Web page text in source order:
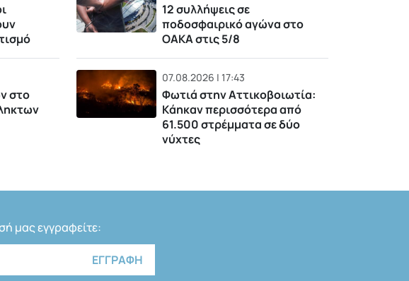
στο
12 συλλήψεις σε
ποδοσφαιρικό αγώνα στο
ΟΑΚΑ στις 5/8
07.08.2026 | 17:43
Φωτιά στην Αττικοβοιωτία:
Kάηκαν περισσότερα από
61.500 στρέμματα σε δύο
νύχτες
μας εγγραφείτε: